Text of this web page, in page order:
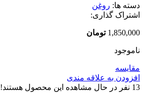
دسته ها: روغن
اشتراک گذاری:
1,850,000 تومان
ناموجود
مقایسه
افزودن به علاقه مندی
13 نفر در حال مشاهده این محصول هستند!